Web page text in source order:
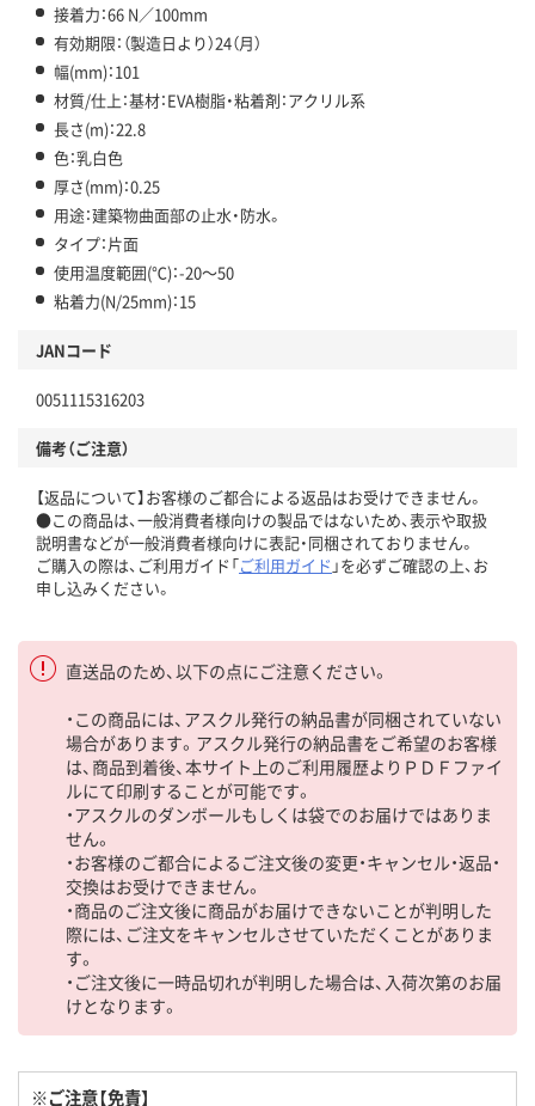
接着力：66 N／100mm
有効期限：（製造日より）24（月）
幅(mm)：101
材質/仕上：基材：EVA樹脂・粘着剤：アクリル系
長さ(m)：22.8
色：乳白色
厚さ(mm)：0.25
用途：建築物曲面部の止水・防水。
タイプ：片面
使用温度範囲(℃)：-20～50
粘着力(N/25mm)：15
JANコード
0051115316203
備考（ご注意）
【返品について】お客様のご都合による返品はお受けできません。
●この商品は、一般消費者様向けの製品ではないため、表示や取扱
説明書などが一般消費者様向けに表記・同梱されておりません。
ご購入の際は、ご利用ガイド「ご利用ガイド 」を必ずご確認の上、お
申し込みください。
直送品のため、以下の点にご注意ください。
・この商品には、アスクル発行の納品書が同梱されていない
場合があります。アスクル発行の納品書をご希望のお客様
は、商品到着後、本サイト上のご利用履歴よりＰＤＦファイ
ルにて印刷することが可能です。
・アスクルのダンボールもしくは袋でのお届けではありま
せん。
・お客様のご都合によるご注文後の変更・キャンセル・返品・
交換はお受けできません。
・商品のご注文後に商品がお届けできないことが判明した
際には、ご注文をキャンセルさせていただくことがありま
す。
・ご注文後に一時品切れが判明した場合は、入荷次第のお届
けとなります。
※ご注意【免責】